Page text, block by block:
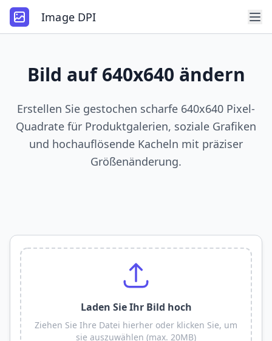
Image DPI
Bild auf 640x640 ändern
Erstellen Sie gestochen scharfe 640x640 Pixel-
Quadrate für Produktgalerien, soziale Grafiken
und hochauflösende Kacheln mit präziser
Größenänderung.
Laden Sie Ihr Bild hoch
Ziehen Sie Ihre Datei hierher oder klicken Sie, um
sie auszuwählen (max. 20MB)